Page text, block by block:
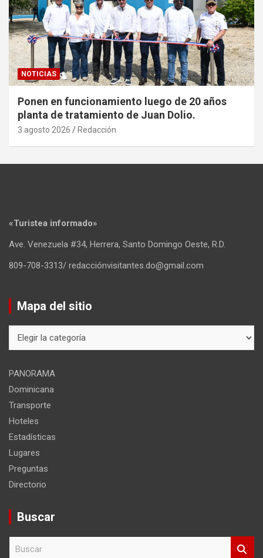
NOTICIAS
Ponen en funcionamiento luego de 20 años
planta de tratamiento de Juan Dolio.
3 agosto 2026 Redacción
«Turistea informado»
Ave. Venezuela #34, Herrera, Santo Domingo Oeste, R.D.
809-708-3313/ redacciónvisitantes.do@gmail.com
Mapa del sitio
del
PANORAMA
Dominicana
Transporte
Hoteles
Estadísticas
Lugares
Preguntas
Directorio
Buscar